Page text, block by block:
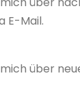
E-Mail.
über